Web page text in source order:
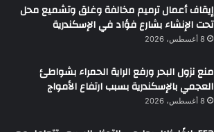
إيقاف أعمال ترميم مخالفة وغلق وتشميع محل
تحت الإنشاء بشارع فؤاد في الإسكندرية
8 أغسطس، 2026
منع نزول البحر ورفع الراية الحمراء بشواطئ
العجمي بالإسكندرية بسبب ارتفاع الأمواج
8 أغسطس، 2026